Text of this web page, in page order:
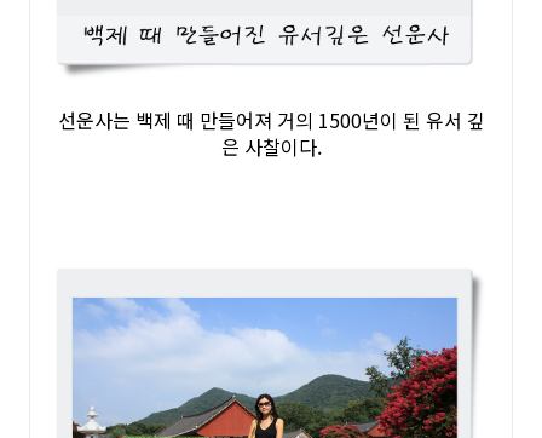
선운사는 백제 때 만들어져 거의 1500년이 된 유서 깊
은 사찰이다.